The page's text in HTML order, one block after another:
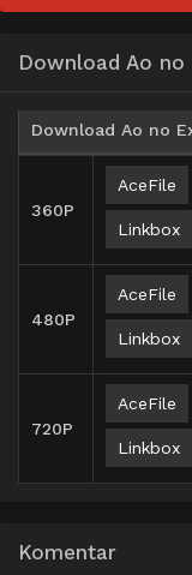
Download Ao
Download Ao no
360P
AceFile
Linkbox
480P
AceFile
Linkbox
720P
AceFile
Linkbox
Komentar